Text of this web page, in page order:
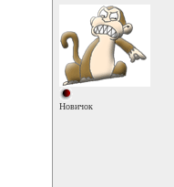
Новичок